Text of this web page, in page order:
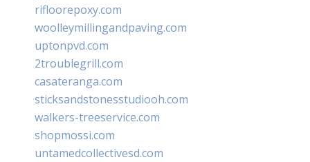
rifloorepoxy.com
woolleymillingandpaving.com
uptonpvd.com
2troublegrill.com
casateranga.com
sticksandstonesstudiooh.com
walkers-treeservice.com
shopmossi.com
untamedcollectivesd.com